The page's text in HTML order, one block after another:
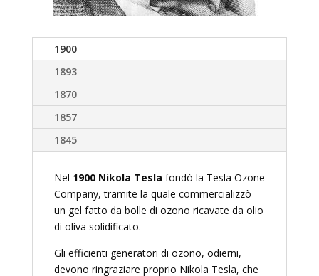
1900
1893
1870
1857
1845
Nel 1900 Nikola Tesla fondò la Tesla Ozone
Company, tramite la quale commercializzò
un gel fatto da bolle di ozono ricavate da olio
di oliva solidificato.
Gli efficienti generatori di ozono, odierni,
devono ringraziare proprio Nikola Tesla, che